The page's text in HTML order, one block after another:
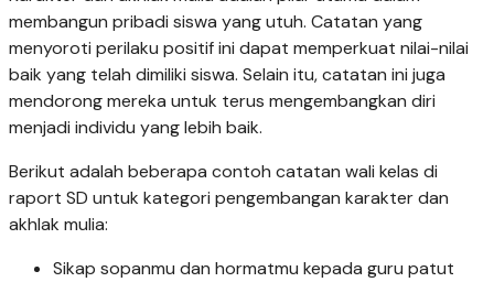
membangun pribadi siswa yang utuh. Catatan yang
menyoroti perilaku positif ini dapat memperkuat nilai-nilai
baik yang telah dimiliki siswa. Selain itu, catatan ini juga
mendorong mereka untuk terus mengembangkan diri
menjadi individu yang lebih baik.
Berikut adalah beberapa contoh catatan wali kelas di
raport SD untuk kategori pengembangan karakter dan
akhlak mulia:
Sikap sopanmu dan hormatmu kepada guru patut